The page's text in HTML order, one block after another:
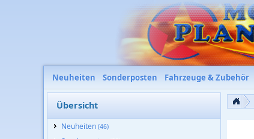
Neuheiten Sonderposten Fahrzeuge & Zubehör
Übersicht
Neuheiten (46)